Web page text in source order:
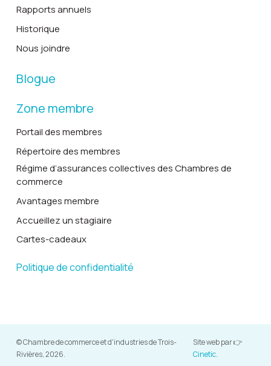
Rapports annuels
Historique
Nous joindre
Blogue
Zone membre
Portail des membres
Répertoire des membres
Régime d’assurances collectives des Chambres de
commerce
Avantages membre
Accueillez un stagiaire
Cartes-cadeaux
Politique de confidentialité
© Chambre de commerce et d'industries de Trois-
Rivières, 2026.
Site web par 👉
Cinetic.